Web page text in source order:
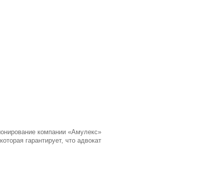
компании «Амулекс»
гарантирует, что адвокат